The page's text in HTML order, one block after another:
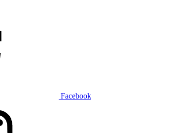
Facebook